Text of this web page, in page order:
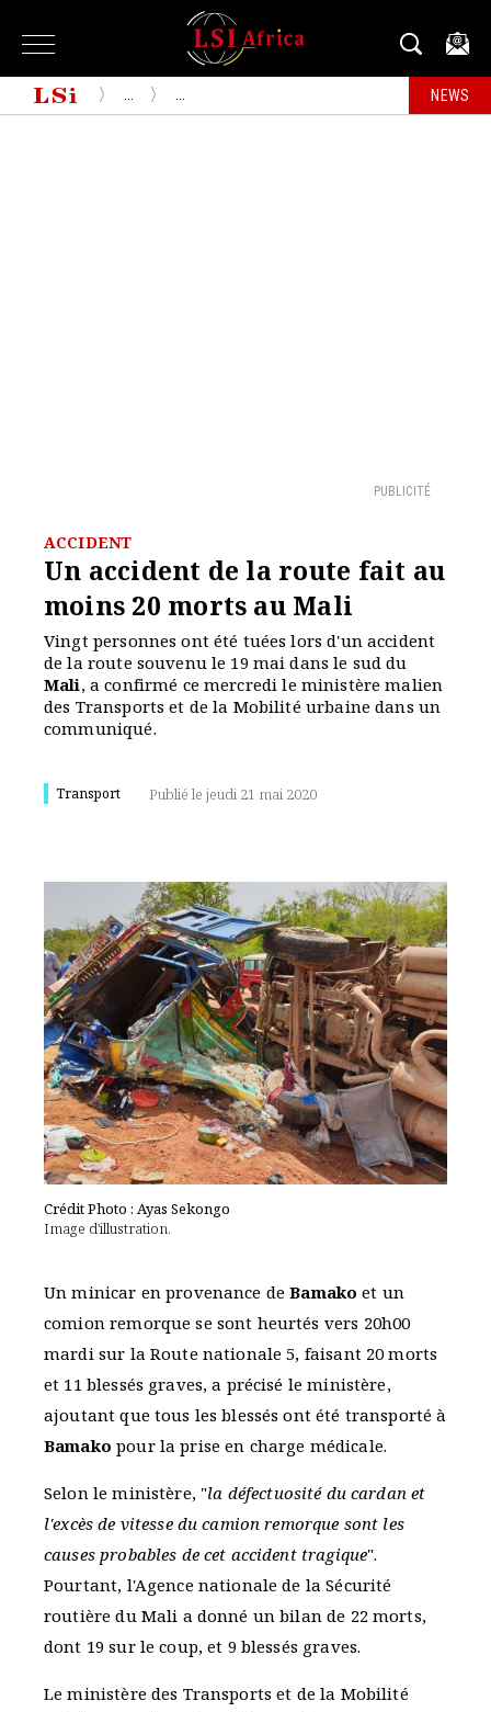
NEWS
PUBLICITÉ
ACCIDENT
Un accident de la route fait au
moins 20 morts au Mali
Vingt personnes ont été tuées lors d'un accident
de la route souvenu le 19 mai dans le sud du
Mali, a confirmé ce mercredi le ministère malien
des Transports et de la Mobilité urbaine dans un
communiqué.
Transport Publié le jeudi 21 mai 2020
Crédit Photo : Ayas Sekongo
Image d'illustration.
Un minicar en provenance deBamako et un
comion remorque se sont heurtés vers 20h00
mardi sur la Route nationale 5, faisant 20 morts
et 11 blessés graves, a précisé le ministère,
ajoutant que tous les blessés ont été transporté à
Bamako pour la prise en charge médicale.
Selon le ministère, "la défectuosité du cardan et
l'excès de vitesse du camion remorque sont les
causes probables de cet accident tragique".
Pourtant, l'Agence nationale de la Sécurité
routière du Mali a donné un bilan de 22 morts,
dont 19 sur le coup, et 9 blessés graves.
Le ministère des Transports et de la Mobilité